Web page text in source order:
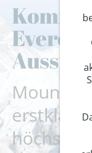
höchster